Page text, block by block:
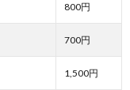
800円
700円
1,500円